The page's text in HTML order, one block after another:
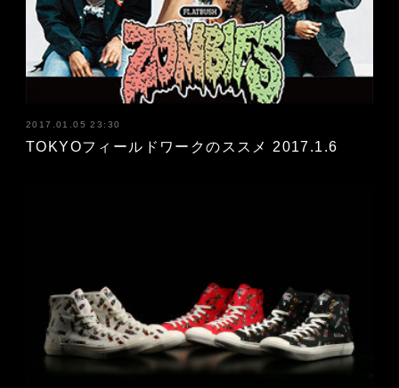
2017.01.05 23:30
TOKYOフィールドワークのススメ 2017.1.6